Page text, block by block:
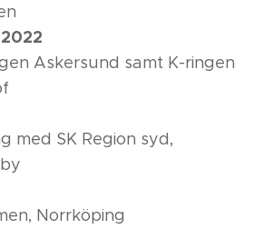
Askersund samt K-ringen
med SK Region syd,
Norrköping